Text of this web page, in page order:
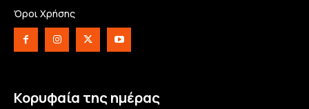
Όροι Χρήσης
Κορυφαία της ημέρας